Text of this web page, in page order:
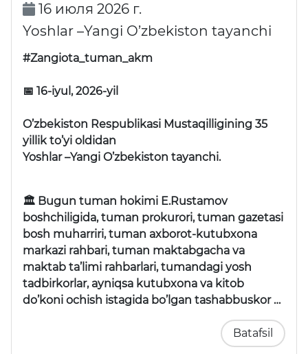
16 июля 2026 г.
Yoshlar –Yangi O’zbekiston tayanchi
#Zangiota_tuman_akm
📅 16-iyul, 2026-yil
O’zbekiston Respublikasi Mustaqilligining 35
yillik to’yi oldidan
Yoshlar –Yangi O’zbekiston tayanchi.
🏛 Bugun tuman hokimi E.Rustamov
boshchiligida, tuman prokurori, tuman gazetasi
bosh muharriri, tuman axborot-kutubxona
markazi rahbari, tuman maktabgacha va
maktab ta’limi rahbarlari, tumandagi yosh
tadbirkorlar, ayniqsa kutubxona va kitob
do’koni ochish istagida bo’lgan tashabbuskor …
Batafsil